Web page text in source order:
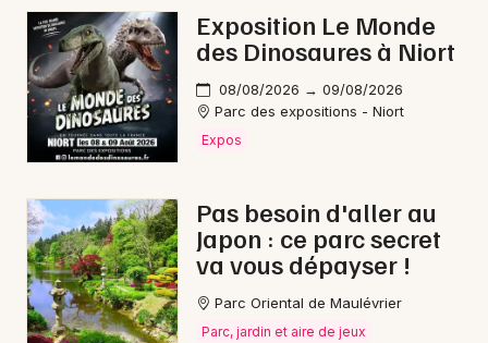
Sports
Soirées
Sorties famille
Sorties & loisirs
Aventure en Vendée
Aventure dans les Pays de la Loire
Paris
Strasbourg
Toulouse
Toutes les villes
Exposition Le Monde
des Dinosaures à Niort
08/08/2026 → 09/08/2026
Parc des expositions - Niort
Expos
Pas besoin d'aller au
Japon : ce parc secret
va vous dépayser !
Parc Oriental de Maulévrier
Parc, jardin et aire de jeux